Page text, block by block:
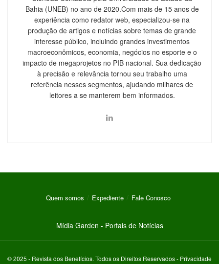
Bahia (UNEB) no ano de 2020.Com mais de 15 anos de
experiência como redator web, especializou-se na
produção de artigos e notícias sobre temas de grande
interesse público, incluindo grandes investimentos
macroeconômicos, economia, negócios no esporte e o
impacto de megaprojetos no PIB nacional. Sua dedicação
à precisão e relevância tornou seu trabalho uma
referência nesses segmentos, ajudando milhares de
leitores a se manterem bem informados.
Quem somos Expediente Fale Conosco
Mídia Garden - Portais de Notícias
© 2025 - Revista dos Benefícios. Todos os Direitos Reservados - Privacidade